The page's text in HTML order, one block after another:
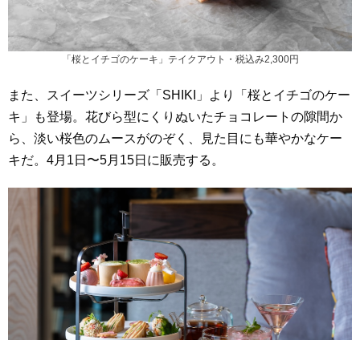
「桜とイチゴのケーキ」テイクアウト・税込み2,300円
また、スイーツシリーズ「SHIKI」より「桜とイチゴのケー
キ」も登場。花びら型にくりぬいたチョコレートの隙間か
ら、淡い桜色のムースがのぞく、見た目にも華やかなケー
キだ。4月1日〜5月15日に販売する。